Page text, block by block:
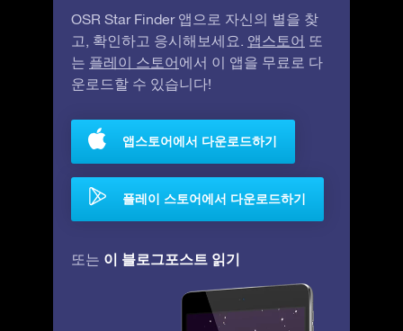
OSR Star Finder 앱으로 자신의 별을 찾
고, 확인하고 응시해보세요. 앱스토어 또
는 플레이 스토어에서 이 앱을 무료로 다
운로드할 수 있습니다!
앱스토어에서 다운로드하기
플레이 스토어에서 다운로드하기
또는 이 블로그포스트 읽기